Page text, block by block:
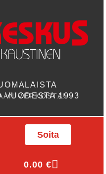
VUODESTA 1993
VERKOSTA!
Soita
0.00 €